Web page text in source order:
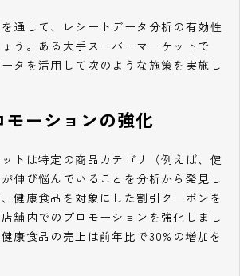
通して、レシートデータ分析の有効性
う。ある大手スーパーマーケットで
タを活用して次のような施策を実施し
モーションの強化
トは特定の商品カテゴリ（例えば、健
伸び悩んでいることを分析から発見し
健康食品を対象にした割引クーポンを
舗内でのプロモーションを強化しまし
康食品の売上は前年比で30%の増加を